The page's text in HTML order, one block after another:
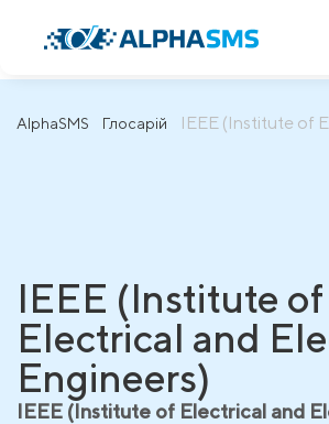
AlphaSMS Глосарій IEEE (Institute of
IEEE (Institute of
Electrical and
Engineers)
IEEE (Institute of Electrical and